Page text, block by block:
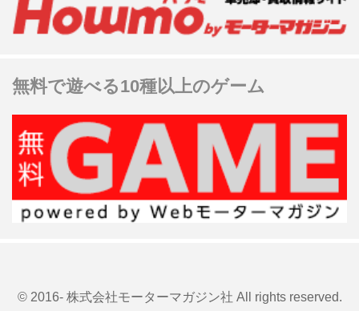
無料で遊べる10種以上のゲーム
© 2016- 株式会社モーターマガジン社 All rights reserved.